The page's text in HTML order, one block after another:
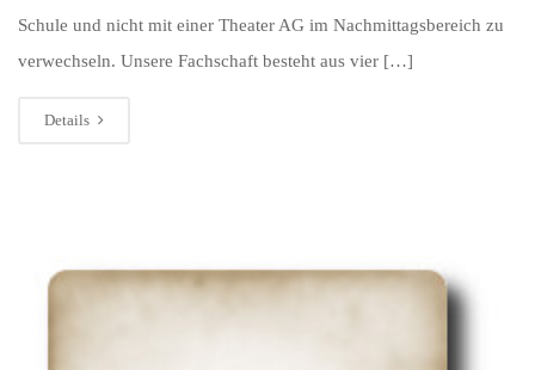
Schule und nicht mit einer Theater AG im Nachmittagsbereich zu
verwechseln. Unsere Fachschaft besteht aus vier […]
Details